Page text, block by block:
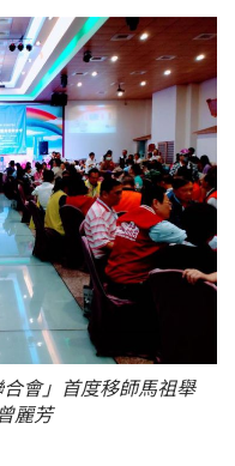
會」首度移師馬祖舉
麗芳